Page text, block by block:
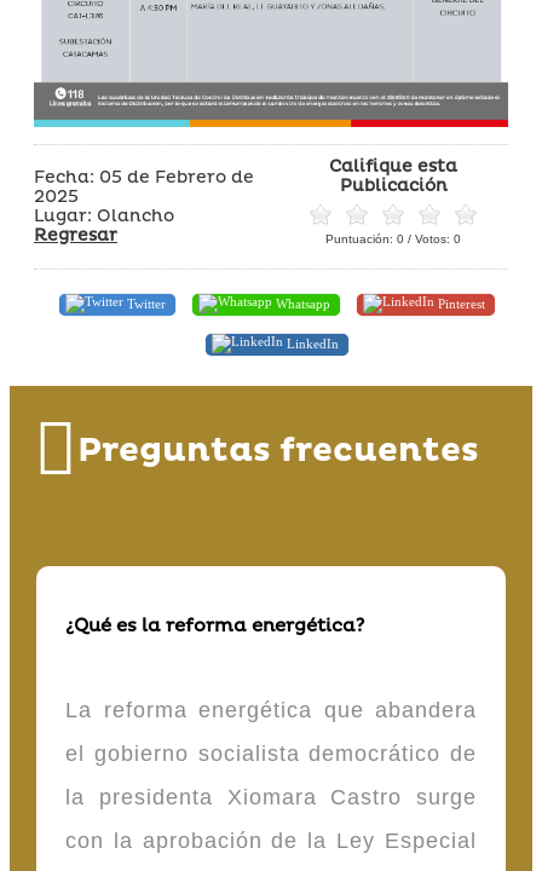
Fecha: 05 de Febrero de
2025
Lugar: Olancho
Regresar
Califique esta
Publicación
Puntuación: 0 / Votos: 0
Twitter Whatsapp Pinterest
LinkedIn
Preguntas frecuentes
¿Qué es la reforma energética?
La reforma energética que abandera
el gobierno socialista democrático de
la presidenta Xiomara Castro surge
con la aprobación de la Ley Especial